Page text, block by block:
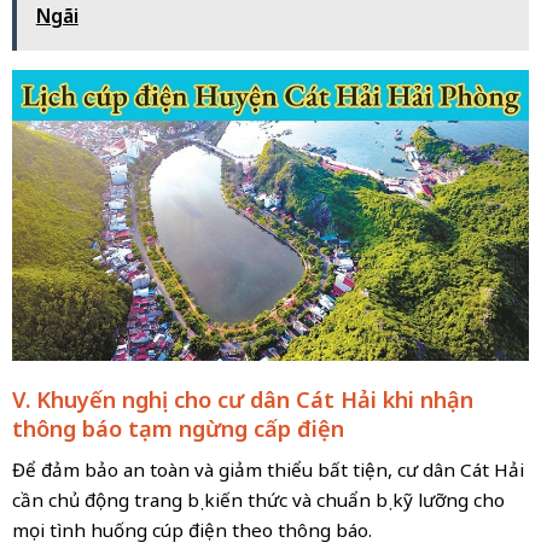
Ngãi
V. Khuyến nghị cho cư dân Cát Hải khi nhận
thông báo tạm ngừng cấp điện
Để đảm bảo an toàn và giảm thiểu bất tiện, cư dân Cát Hải
cần chủ động trang bị kiến thức và chuẩn bị kỹ lưỡng cho
mọi tình huống cúp điện theo thông báo.